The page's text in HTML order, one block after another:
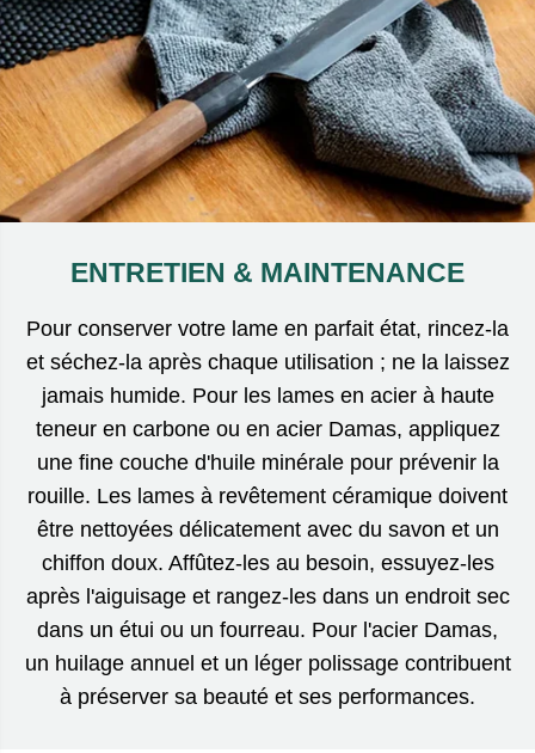
ENTRETIEN & MAINTENANCE
Pour conserver votre lame en parfait état, rincez-la
et séchez-la après chaque utilisation ; ne la laissez
jamais humide. Pour les lames en acier à haute
teneur en carbone ou en acier Damas, appliquez
une fine couche d'huile minérale pour prévenir la
rouille. Les lames à revêtement céramique doivent
être nettoyées délicatement avec du savon et un
chiffon doux. Affûtez-les au besoin, essuyez-les
après l'aiguisage et rangez-les dans un endroit sec
dans un étui ou un fourreau. Pour l'acier Damas,
un huilage annuel et un léger polissage contribuent
à préserver sa beauté et ses performances.